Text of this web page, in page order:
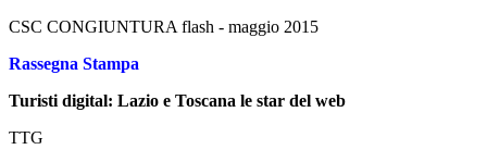
CSC CONGIUNTURA flash - maggio 2015
Rassegna Stampa
Turisti digital: Lazio e Toscana le star del web
TTG